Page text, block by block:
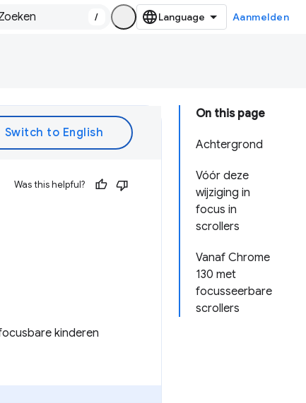
/ Aanmelden
On this page
Achtergrond
Vóór deze
wijziging in
focus in
scrollers
Vanaf Chrome
130 met
focusseerbare
scrollers
Was this helpful?
kinderen